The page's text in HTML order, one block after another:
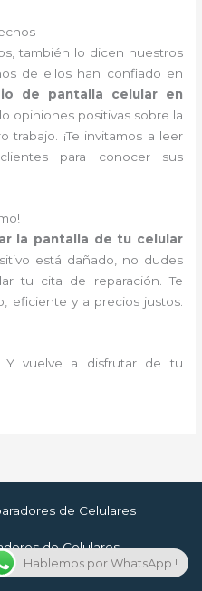
también lo dicen nuestros
de ellos han confiado en
de pantalla celular en
opiniones positivas sobre la
trabajo. ¡Te invitamos a leer
para conocer sus
la pantalla de tu celular
está dañado, no dudes
tu cita de reparación. Te
eficiente y a precios justos.
Y vuelve a disfrutar de tu
de Celulares
de Celulares
Hablemos por WhatsApp !